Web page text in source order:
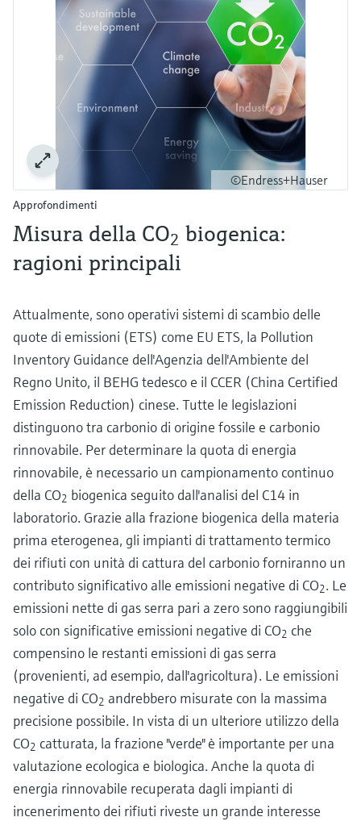
©Endress+Hauser
Approfondimenti
Misura della CO2 biogenica:
ragioni principali
Attualmente, sono operativi sistemi di scambio delle
quote di emissioni (ETS) come EU ETS, la Pollution
Inventory Guidance dell'Agenzia dell'Ambiente del
Regno Unito, il BEHG tedesco e il CCER (China Certified
Emission Reduction) cinese. Tutte le legislazioni
distinguono tra carbonio di origine fossile e carbonio
rinnovabile. Per determinare la quota di energia
rinnovabile, è necessario un campionamento continuo
della CO2 biogenica seguito dall'analisi del C14 in
laboratorio. Grazie alla frazione biogenica della materia
prima eterogenea, gli impianti di trattamento termico
dei rifiuti con unità di cattura del carbonio forniranno un
contributo significativo alle emissioni negative di CO2. Le
emissioni nette di gas serra pari a zero sono raggiungibili
solo con significative emissioni negative di CO2 che
compensino le restanti emissioni di gas serra
(provenienti, ad esempio, dall'agricoltura). Le emissioni
negative di CO2 andrebbero misurate con la massima
precisione possibile. In vista di un ulteriore utilizzo della
CO2 catturata, la frazione "verde" è importante per una
valutazione ecologica e biologica. Anche la quota di
energia rinnovabile recuperata dagli impianti di
incenerimento dei rifiuti riveste un grande interesse